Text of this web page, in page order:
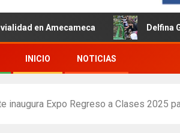
Amecameca Delfina Gómez
INICIO NOTICIAS
inaugura Expo Regreso a Clases 2025